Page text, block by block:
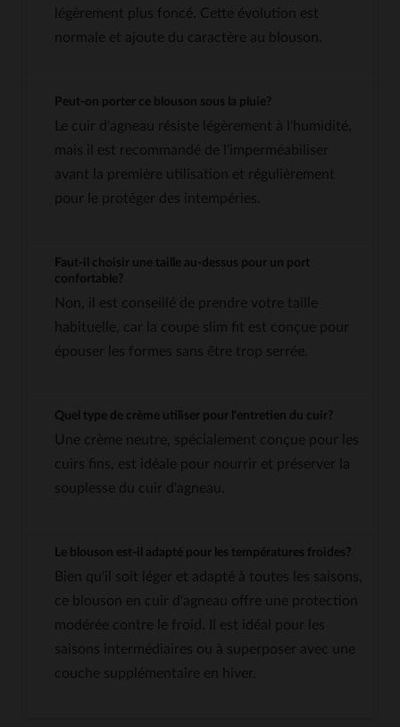
légèrement plus foncé. Cette évolution est
normale et ajoute du caractère au blouson.
Peut-on porter ce blouson sous la pluie?
Le cuir d'agneau résiste légèrement à l'humidité,
mais il est recommandé de l'imperméabiliser
avant la première utilisation et régulièrement
pour le protéger des intempéries.
Faut-il choisir une taille au-dessus pour un port
confortable?
Non, il est conseillé de prendre votre taille
habituelle, car la coupe slim fit est conçue pour
épouser les formes sans être trop serrée.
Quel type de crème utiliser pour l'entretien du cuir?
Une crème neutre, spécialement conçue pour les
cuirs fins, est idéale pour nourrir et préserver la
souplesse du cuir d'agneau.
Le blouson est-il adapté pour les températures froides?
Bien qu'il soit léger et adapté à toutes les saisons,
ce blouson en cuir d'agneau offre une protection
modérée contre le froid. Il est idéal pour les
saisons intermédiaires ou à superposer avec une
couche supplémentaire en hiver.